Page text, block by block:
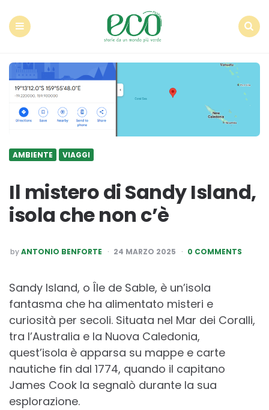
AMBIENTE VIAGGI
Il mistero di Sandy Island,
isola che non c’è
POSTED
BY
byANTONIO BENFORTE 24 MARZO 2025 0 COMMENTS
Sandy Island, o Île de Sable, è un’isola
fantasma che ha alimentato misteri e
curiosità per secoli. Situata nel Mar dei Coralli,
tra l’Australia e la Nuova Caledonia,
quest’isola è apparsa su mappe e carte
nautiche fin dal 1774, quando il capitano
James Cook la segnalò durante la sua
esplorazione.